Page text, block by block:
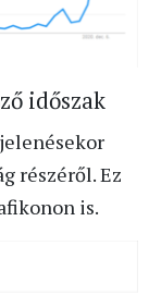
időszak
részéről. Ez
is.